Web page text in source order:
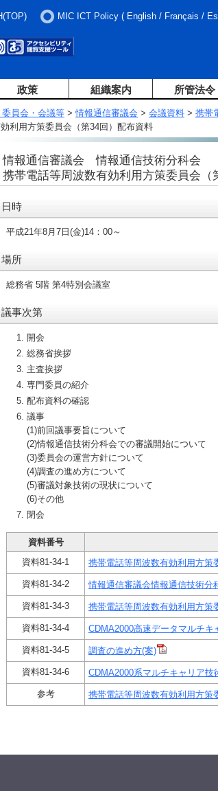
MIC ICT Policy ( English / Français /
政策 組織案内 所管法令
員会・会議等 >情報通信審議会 > 会議資料 > 携帯
利用方策委員会（第34回）配布資料
情報通信審議会 情報通信技術分科会
携帯電話等周波数有効利用方策委員会（
日時
平成21年8月7日(金)14：00～
場所
総務省 5階 第4特別会議室
議事次第
開会
総務省挨拶
主査挨拶
専門委員の紹介
配布資料の確認
議事
(1)前回議事要旨について
(2)情報通信技術分科会での審議開始について
(3)委員会の運営方針について
(4)調査の進め方について
(5)審議対象技術の現状について
(6)その他
閉会
資料番号
資料81-34-1
携帯電話等周波数有効利用方策
資料81-34-2 情報通信審議会情報通信技術分
資料81-34-3 携帯電話等周波数有効利用方
資料81-34-4 CDMA2000高速データマルチキ
資料81-34-5 調査の進め方(案)
資料81-34-6 CDMA2000系マルチキャリア技
参考 携帯電話等周波数有効利用方